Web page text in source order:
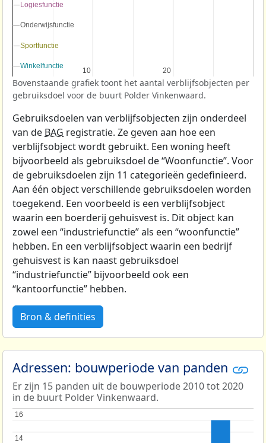
10
10 20
20
Logiesfunctie
Logiesfunctie
Onderwijsfunctie
Onderwijsfunctie
Sportfunctie
Sportfunctie
Winkelfunctie
Winkelfunctie
Bovenstaande grafiek toont het aantal verblijfsobjecten per
gebruiksdoel voor de buurt Polder Vinkenwaard.
Gebruiksdoelen van verblijfsobjecten zijn onderdeel
van de BAG registratie. Ze geven aan hoe een
verblijfsobject wordt gebruikt. Een woning heeft
bijvoorbeeld als gebruiksdoel de “Woonfunctie”. Voor
de gebruiksdoelen zijn 11 categorieën gedefinieerd.
Aan één object verschillende gebruiksdoelen worden
toegekend. Een voorbeeld is een verblijfsobject
waarin een boerderij gehuisvest is. Dit object kan
zowel een “industriefunctie” als een “woonfunctie”
hebben. En een verblijfsobject waarin een bedrijf
gehuisvest is kan naast gebruiksdoel
“industriefunctie” bijvoorbeeld ook een
“kantoorfunctie” hebben.
Bron & definities
Adressen: bouwperiode van panden
Er zijn 15 panden uit de bouwperiode 2010 tot 2020
in de buurt Polder Vinkenwaard.
14
14
16
16